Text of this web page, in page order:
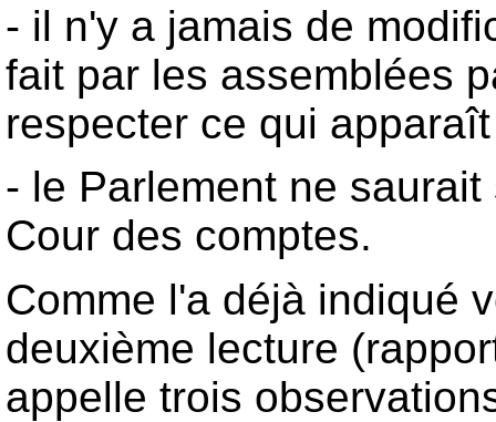
- il n'y a jamais de
fait par les assemblées
respecter ce qui
- le Parlement ne
Cour des comptes.
Comme l'a déjà indiqué
deuxième lecture
appelle trois